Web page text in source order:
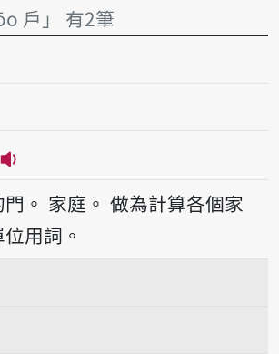
戶」 有2筆
播放音讀hōo
。 家庭。 做為計算各個家
用詞。